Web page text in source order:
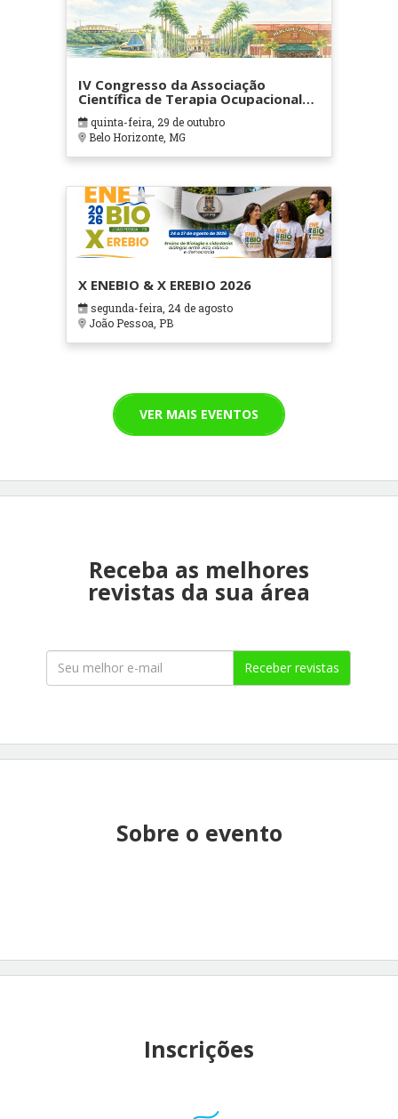
IV Congresso da Associação
Científica de Terapia Ocupacional
em Contextos Hospitalares e
Cuidados Paliativos - ATOHOSP
quinta-feira, 29 de outubro
Belo Horizonte, MG
X ENEBIO & X EREBIO 2026
segunda-feira, 24 de agosto
João Pessoa, PB
VER MAIS EVENTOS
Receba as melhores
revistas da sua área
Receber revistas
Sobre o evento
Inscrições